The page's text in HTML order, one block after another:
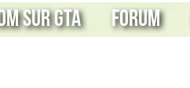
sur GTA Forum